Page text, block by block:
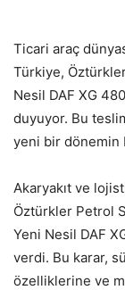
Ticari araç
Türkiye,
Nesil DAF XG
duyuyor. Bu
yeni bir dönemin
Akaryakıt ve
Öztürkler Petrol
Yeni Nesil DAF
verdi. Bu karar,
özelliklerine ve